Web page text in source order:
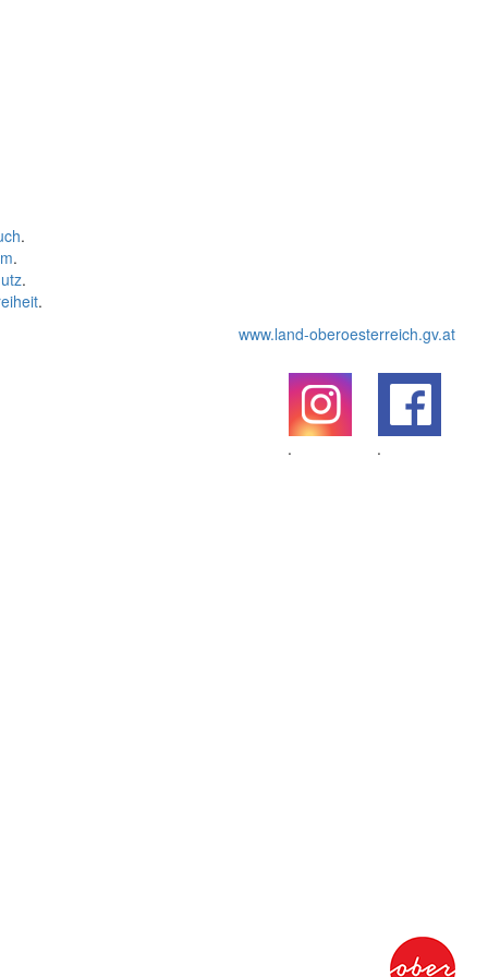
.
.
.
.
www.land-oberoesterreich.gv.at
.
.